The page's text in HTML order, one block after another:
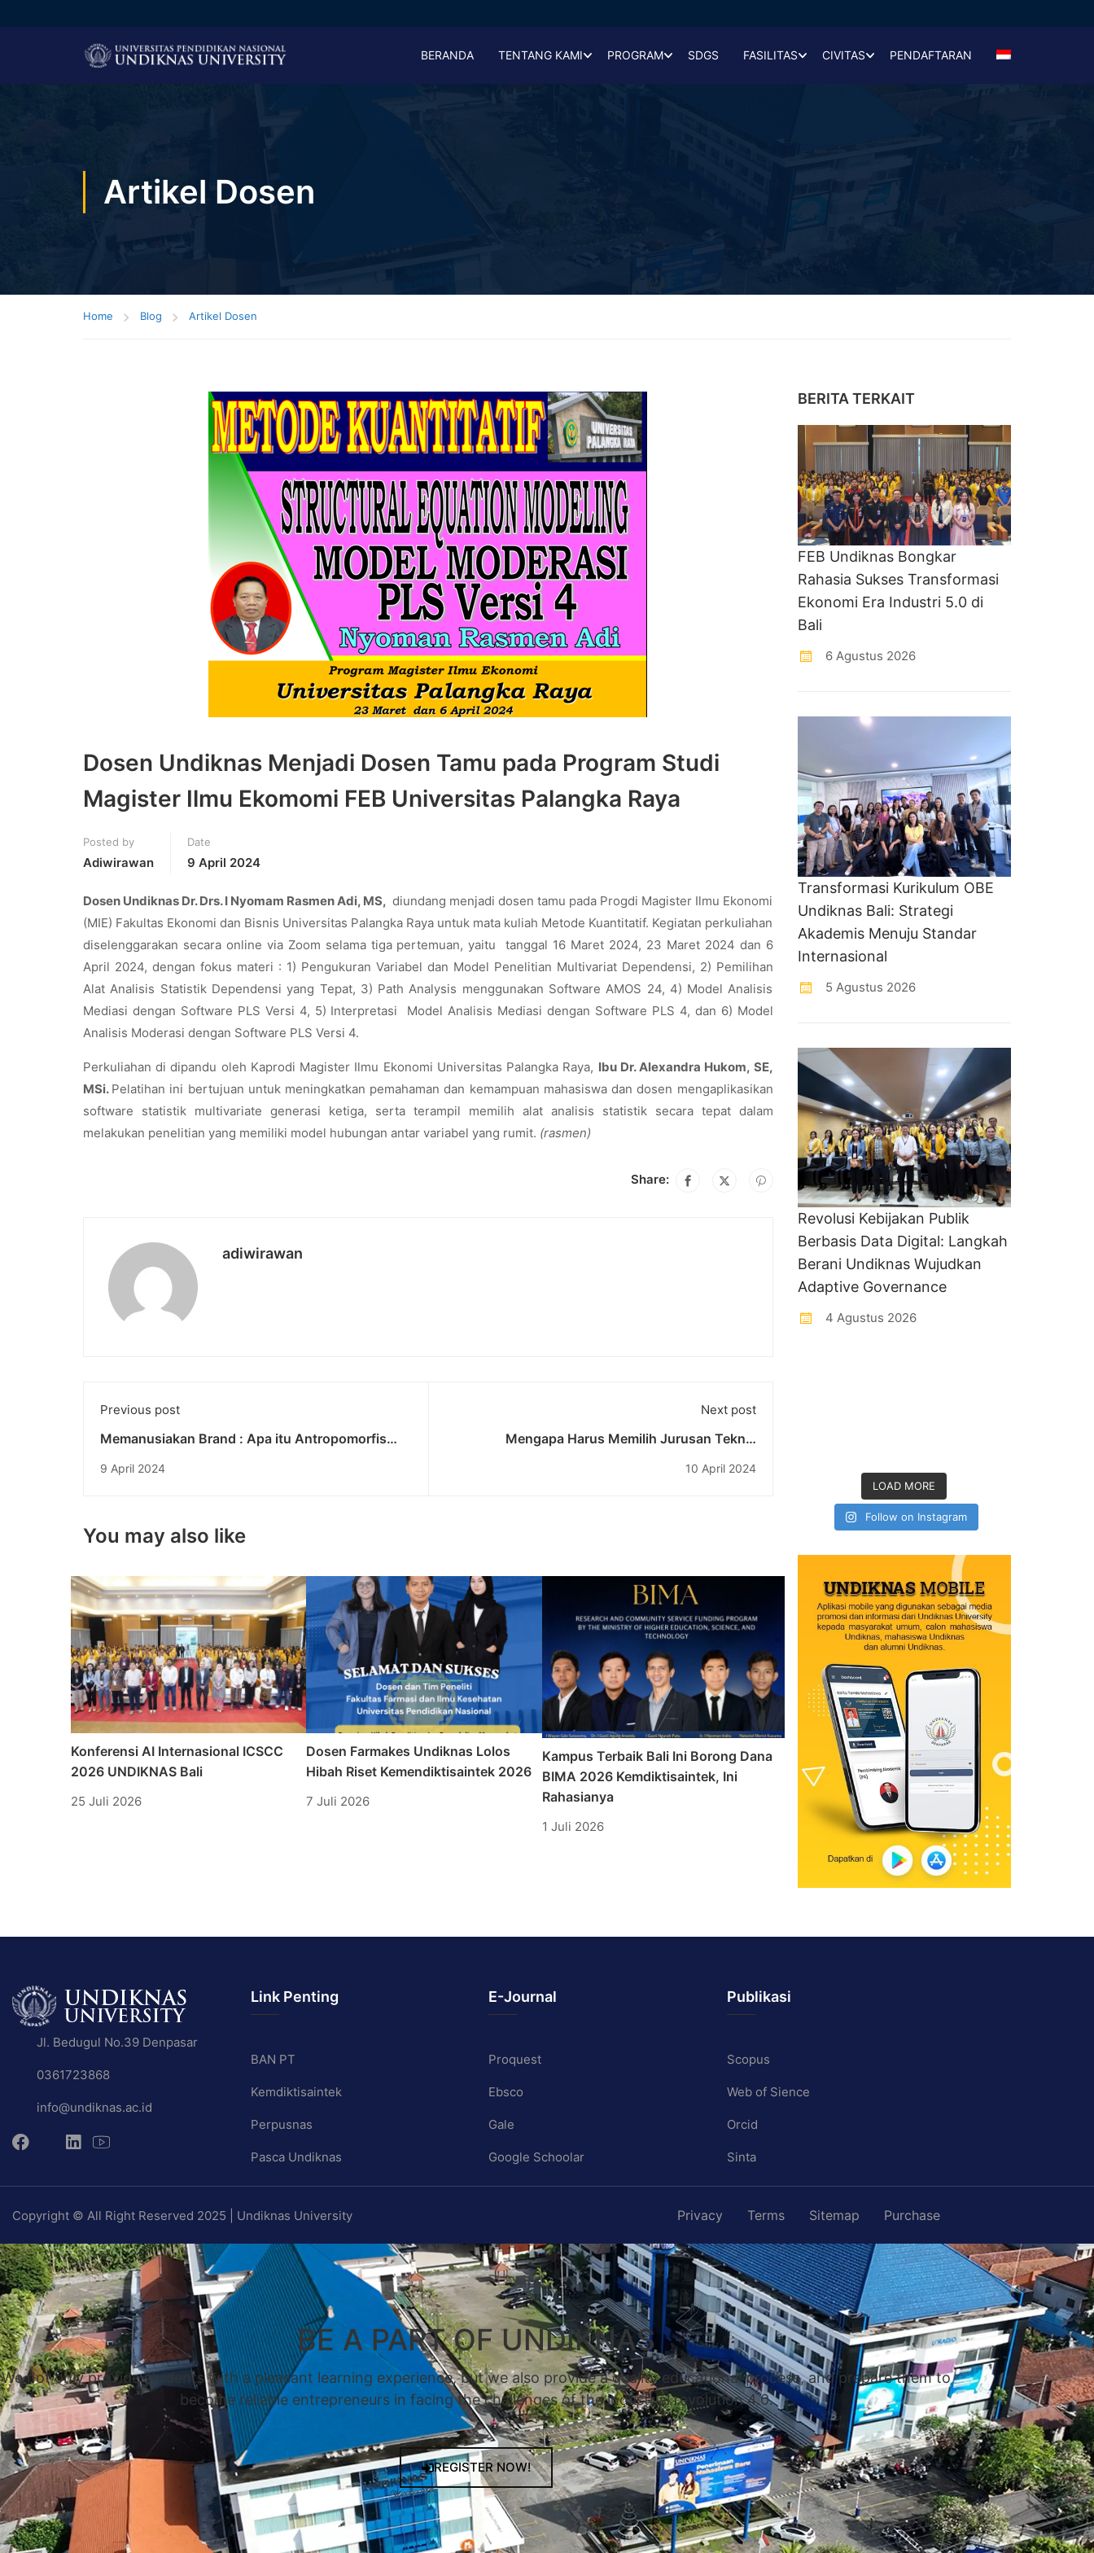
BERANDA TENTANG KAMI PROGRAM SDGS FASILITAS CIVITAS PENDAFTARAN
Artikel Dosen
Home Blog Artikel Dosen
Dosen Undiknas Menjadi Dosen Tamu pada Program Studi
Magister Ilmu Ekomomi FEB Universitas Palangka Raya
Posted by
Adiwirawan
Date
9 April 2024
Dosen Undiknas Dr. Drs. I Nyomam Rasmen Adi, MS, diundang menjadi dosen tamu pada Progdi Magister Ilmu Ekonomi
(MIE) Fakultas Ekonomi dan Bisnis Universitas Palangka Raya untuk mata kuliah Metode Kuantitatif. Kegiatan perkuliahan
diselenggarakan secara online via Zoom selama tiga pertemuan, yaitu tanggal 16 Maret 2024, 23 Maret 2024 dan 6
April 2024, dengan fokus materi : 1) Pengukuran Variabel dan Model Penelitian Multivariat Dependensi, 2) Pemilihan
Alat Analisis Statistik Dependensi yang Tepat, 3) Path Analysis menggunakan Software AMOS 24, 4) Model Analisis
Mediasi dengan Software PLS Versi 4, 5) Interpretasi Model Analisis Mediasi dengan Software PLS 4, dan 6) Model
Analisis Moderasi dengan Software PLS Versi 4.
Perkuliahan di dipandu oleh Kaprodi Magister Ilmu Ekonomi Universitas Palangka Raya, Ibu Dr. Alexandra Hukom, SE,
MSi. Pelatihan ini bertujuan untuk meningkatkan pemahaman dan kemampuan mahasiswa dan dosen mengaplikasikan
software statistik multivariate generasi ketiga, serta terampil memilih alat analisis statistik secara tepat dalam
melakukan penelitian yang memiliki model hubungan antar variabel yang rumit. (rasmen)
Share:
adiwirawan
Previous post
Memanusiakan Brand : Apa itu Antropomorfis
9 April 2024
Next post
Mengapa Harus Memilih Jurusan Teknik
10 April 2024
You may also like
Konferensi AI Internasional ICSCC
2026 UNDIKNAS Bali
25 Juli 2026
Dosen Farmakes Undiknas Lolos
Hibah Riset Kemendiktisaintek 2026
7 Juli 2026
Kampus Terbaik Bali Ini Borong Dana
BIMA 2026 Kemdiktisaintek, Ini
Rahasianya
1 Juli 2026
BERITA TERKAIT
FEB Undiknas Bongkar
Rahasia Sukses Transformasi
Ekonomi Era Industri 5.0 di
Bali
6 Agustus 2026
Transformasi Kurikulum OBE
Undiknas Bali: Strategi
Akademis Menuju Standar
Internasional
5 Agustus 2026
Revolusi Kebijakan Publik
Berbasis Data Digital: Langkah
Berani Undiknas Wujudkan
Adaptive Governance
4 Agustus 2026
LOAD MORE
Follow on Instagram
Jl. Bedugul No.39 Denpasar
0361723868
info@undiknas.ac.id
Link Penting
BAN PT
Kemdiktisaintek
Perpusnas
Pasca Undiknas
E-Journal
Proquest
Ebsco
Gale
Google Schoolar
Publikasi
Scopus
Web of Sience
Orcid
Sinta
Copyright © All Right Reserved 2025 | Undiknas University Privacy Terms Sitemap Purchase
BE A PART OF UNDIKNAS
We not only provide students with a pleasant learning experience, but we also provide a quality educational process, and prepare them to
become reliable entrepreneurs in facing the challenges of the industrial revolution 4.0.
REGISTER NOW!